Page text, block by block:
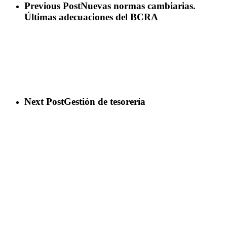
Previous PostNuevas normas cambiarias.
Últimas adecuaciones del BCRA
Next PostGestión de tesorería